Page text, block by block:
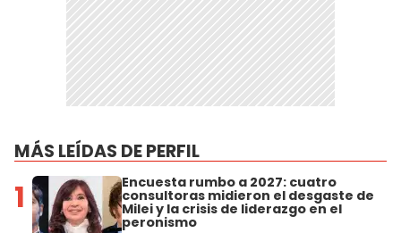
MÁS LEÍDAS DE PERFIL
1 Encuesta rumbo a 2027: cuatro
consultoras midieron el desgaste de
Milei y la crisis de liderazgo en el
peronismo